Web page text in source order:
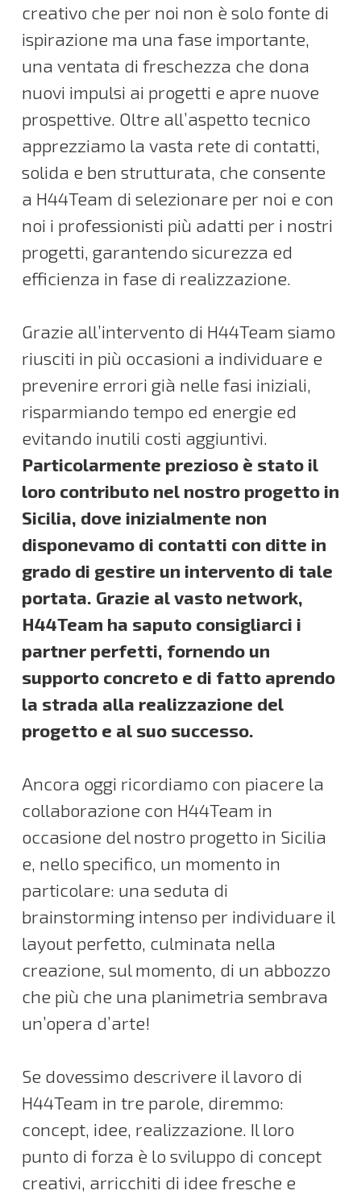
creativo che per noi non è solo fonte di
ispirazione ma una fase importante,
una ventata di freschezza che dona
nuovi impulsi ai progetti e apre nuove
prospettive. Oltre all’aspetto tecnico
apprezziamo la vasta rete di contatti,
solida e ben strutturata, che consente
a H44Team di selezionare per noi e con
noi i professionisti più adatti per i nostri
progetti, garantendo sicurezza ed
efficienza in fase di realizzazione.
Grazie all’intervento di H44Team siamo
riusciti in più occasioni a individuare e
prevenire errori già nelle fasi iniziali,
risparmiando tempo ed energie ed
evitando inutili costi aggiuntivi.
Particolarmente prezioso è stato il
loro contributo nel nostro progetto in
Sicilia, dove inizialmente non
disponevamo di contatti con ditte in
grado di gestire un intervento di tale
portata. Grazie al vasto network,
H44Team ha saputo consigliarci i
partner perfetti, fornendo un
supporto concreto e di fatto aprendo
la strada alla realizzazione del
progetto e al suo successo.
Ancora oggi ricordiamo con piacere la
collaborazione con H44Team in
occasione del nostro progetto in Sicilia
e, nello specifico, un momento in
particolare: una seduta di
brainstorming intenso per individuare il
layout perfetto, culminata nella
creazione, sul momento, di un abbozzo
che più che una planimetria sembrava
un’opera d’arte!
Se dovessimo descrivere il lavoro di
H44Team in tre parole, diremmo:
concept, idee, realizzazione. Il loro
punto di forza è lo sviluppo di concept
creativi, arricchiti di idee fresche e